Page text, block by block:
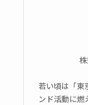
若い頃は「東
ンド活動に燃